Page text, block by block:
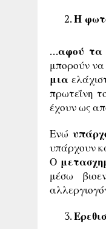
Η
…αφού τα
μπορούν να
μια
πρωτεΐνη
έχουν ως
Ενώ
υπάρχουν
Ο
μέσω